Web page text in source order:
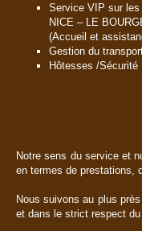
Service VIP sur
NICE – LE
(Accueil et
Gestion du
Hôtesses /Sécurité
Notre sens du service et
en termes de prestations,
Nous suivons au plus
et dans le strict respect